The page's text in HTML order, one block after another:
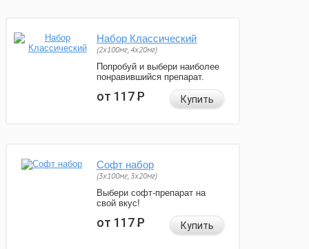
Набор Классический
(2x100мг, 4x20мг)
Попробуй и выбери наиболее
понравившийся препарат.
от 117Р Купить
Софт набор
(3x100мг, 3x20мг)
Выбери софт-препарат на
свой вкус!
от 117Р Купить